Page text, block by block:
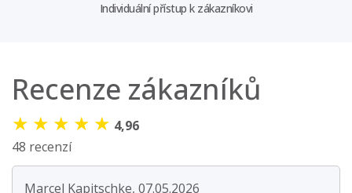
Individuální přístup k zákazníkovi
Recenze zákazníků
★ ★ ★ ★ ★ 4,96
48 recenzí
Marcel Kapitschke, 07.05.2026